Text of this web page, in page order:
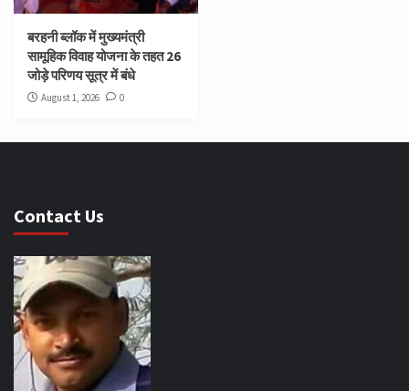
बरहनी ब्लॉक में मुख्यमंत्री
सामूहिक विवाह योजना के तहत 26
जोड़े परिणय सूत्र में बंधे
August 1, 2026 0
Contact Us